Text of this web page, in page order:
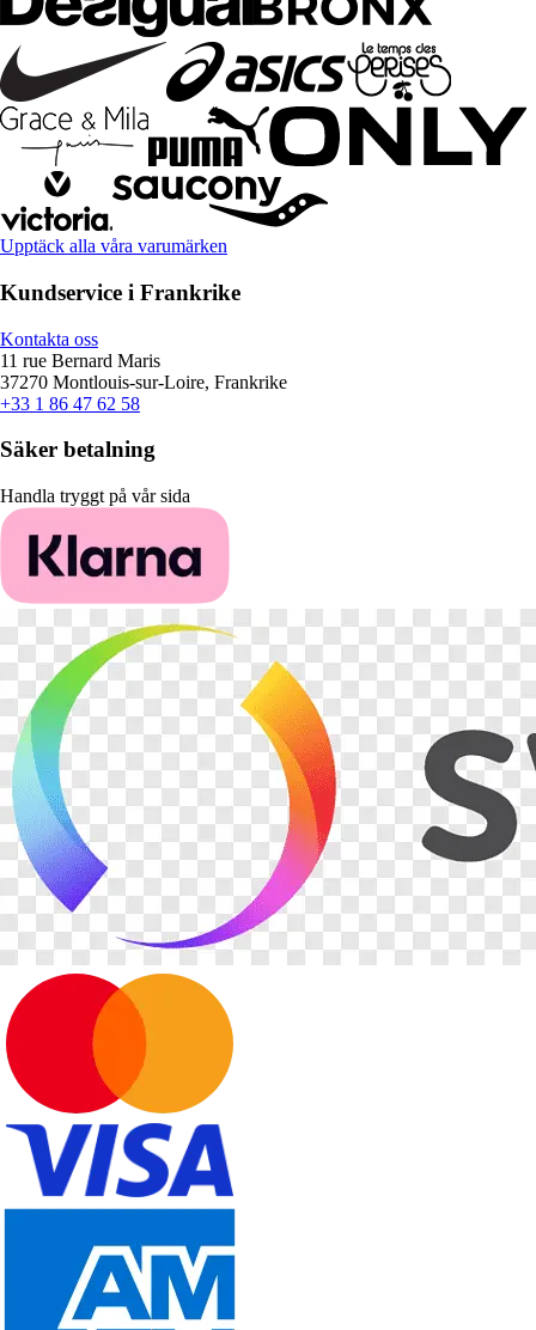
Upptäck alla våra varumärken
Kundservice i Frankrike
Kontakta oss
11 rue Bernard Maris
37270 Montlouis-sur-Loire, Frankrike
+33 1 86 47 62 58
Säker betalning
Handla tryggt på vår sida